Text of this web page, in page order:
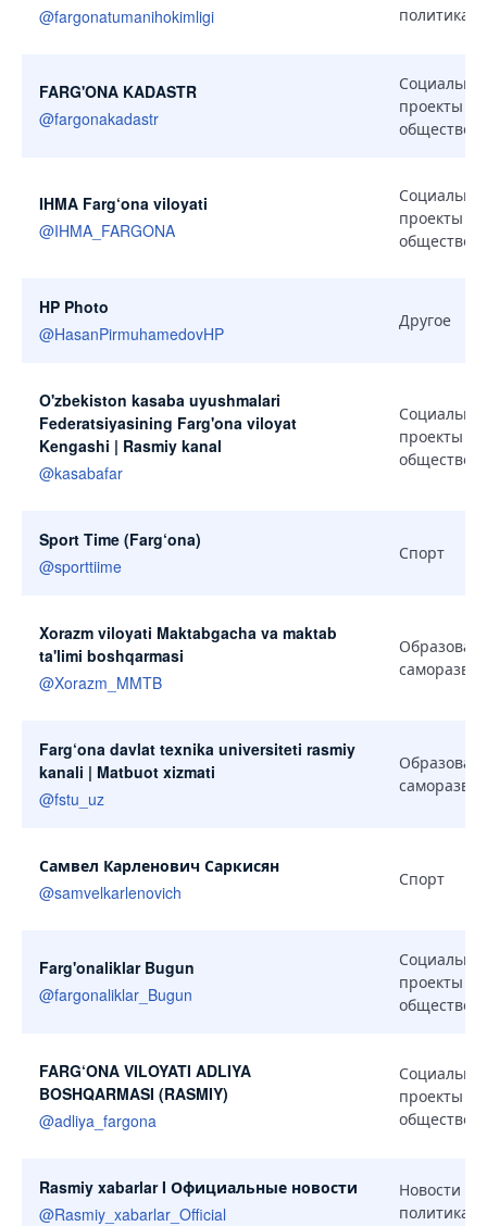
@fargonatumanihokimligi
политика
FARG'ONA KADASTR
@fargonakadastr
проекты и
общество
IHMA Farg‘ona viloyati
@IHMA_FARGONA
проекты и
общество
HP Photo
@HasanPirmuhamedovHP
Другое
O'zbekiston kasaba uyushmalari
Federatsiyasining Farg'ona viloyat
Kengashi | Rasmiy kanal
@kasabafar
проекты и
общество
Sport Time (Farg‘ona)
@sporttiime
Спорт
Xorazm viloyati Maktabgacha va maktab
ta'limi boshqarmasi
@Xorazm_MMTB
Farg‘ona davlat texnika universiteti rasmiy
kanali | Matbuot xizmati
@fstu_uz
Самвел Карленович Саркисян
@samvelkarlenovich
Спорт
Farg'onaliklar Bugun
@fargonaliklar_Bugun
проекты и
общество
FARG‘ONA VILOYATI ADLIYA
BOSHQARMASI (RASMIY)
@adliya_fargona
проекты и
общество
Rasmiy xabarlar I Официальные новости
@Rasmiy_xabarlar_Official
Новости и
политика